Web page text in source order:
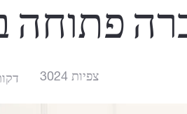
פתוחה
6 3024 צפיות